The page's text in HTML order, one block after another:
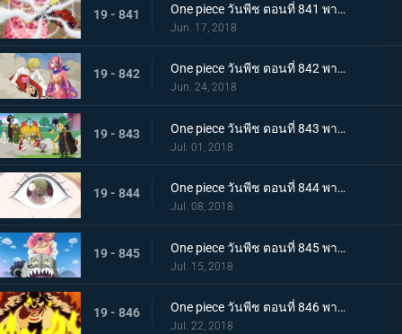
19 - 841 One piece วันพีช ตอนที่ 841 พากย์ไทย หนีจากปาร์ตี้น้ำชา! ลูฟี่ ปะทะ บิ๊กมัม!
Jun. 17, 2018
19 - 842 One piece วันพีช ตอนที่ 842 พากย์ไทย เริ่มบทลงโทษ อวสานลูฟี่และพวกพ้อง!
Jun. 24, 2018
19 - 843 One piece วันพีช ตอนที่ 843 พากย์ไทย ปราสาทพังทลาย พวกลูฟี่เปิดฉากการหนีอีกครั้ง!
Jul. 01, 2018
19 - 844 One piece วันพีช ตอนที่ 844 พากย์ไทย หอกแห่งเอลบัฟ! การโจมตีจากบนฟ้าของบิ๊กมัม!
Jul. 08, 2018
19 - 845 One piece วันพีช ตอนที่ 845 พากย์ไทย การตัดสินใจของพุดดิ้ง! ป่าล่อลวง! ที่อยู่ในกองเพลิง
Jul. 15, 2018
19 - 846 One piece วันพีช ตอนที่ 846 พากย์ไทย สายฟ้าโต้กลับ! นามิและเมฆสายฟ้าซุส!
Jul. 22, 2018